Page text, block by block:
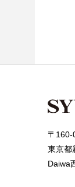
〒160-
東京都
Daiwa